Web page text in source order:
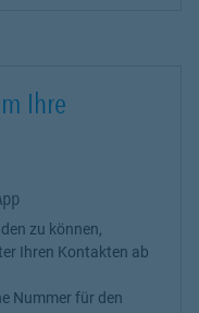
Ihre
zu können,
Ihren Kontakten ab
Nummer für den